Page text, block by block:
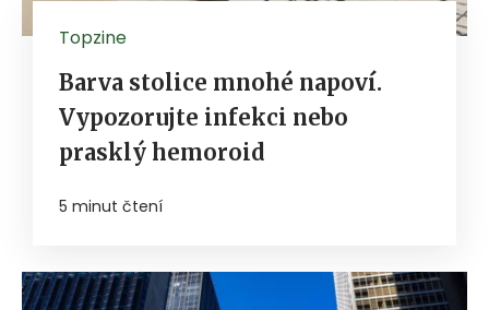
Topzine
Barva stolice mnohé napoví.
Vypozorujte infekci nebo
prasklý hemoroid
5 minut čtení